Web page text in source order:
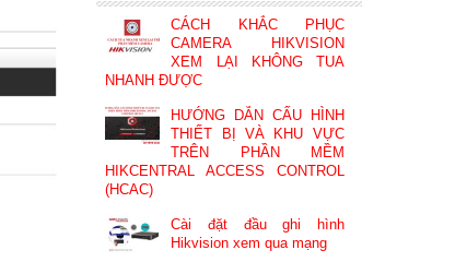
CÁCH KHẮC PHỤC
CAMERA HIKVISION
XEM LẠI KHÔNG TUA
NHANH ĐƯỢC
HƯỚNG DẪN CẤU HÌNH
THIẾT BỊ VÀ KHU VỰC
TRÊN PHẦN MỀM
HIKCENTRAL ACCESS CONTROL
(HCAC)
Cài đặt đầu ghi hình
Hikvision xem qua mạng